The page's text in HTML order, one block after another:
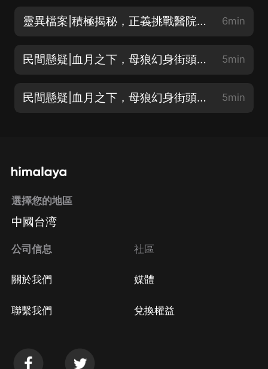
靈異檔案|積極揭秘，正義挑戰醫院駭人盜屍案（下） 6min
民間懸疑|血月之下，母狼幻身街頭，驚悚連環異變大曝光（上） 5min
民間懸疑|血月之下，母狼幻身街頭，驚悚連環異變大曝光（中） 5min
選擇您的地區
中國台湾
公司信息
關於我們
聯繫我們
社區
媒體
兌換權益